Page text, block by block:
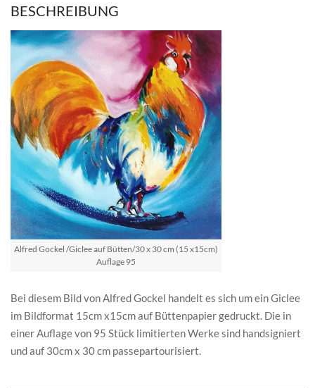
BESCHREIBUNG
Alfred Gockel /Giclee auf Bütten/30 x 30 cm (15 x15cm)
Auflage 95
Bei diesem Bild von Alfred Gockel handelt es sich um ein Giclee
im Bildformat 15cm x15cm auf Büttenpapier gedruckt. Die in
einer Auflage von 95 Stück limitierten Werke sind handsigniert
und auf 30cm x 30 cm passepartourisiert.